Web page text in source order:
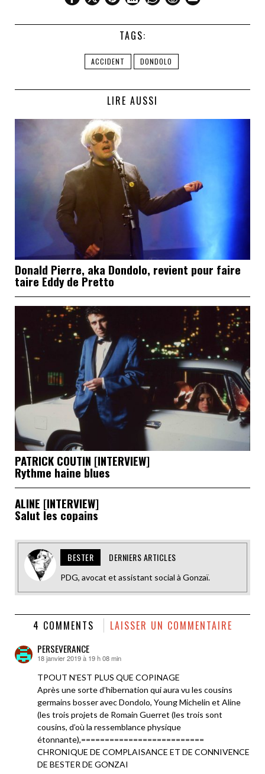
TAGS:
ACCIDENT DONDOLO
LIRE AUSSI
Donald Pierre, aka Dondolo, revient pour faire
taire Eddy de Pretto
PATRICK COUTIN [INTERVIEW]
Rythme haine blues
ALINE [INTERVIEW]
Salut les copains
BESTER DERNIERS ARTICLES
PDG, avocat et assistant social à Gonzaï.
4 COMMENTS LAISSER UN COMMENTAIRE
PERSEVERANCE
dit :
18 janvier 2019 à 19 h 08 min
TPOUT N’EST PLUS QUE COPINAGE
Après une sorte d’hibernation qui aura vu les cousins
germains bosser avec Dondolo, Young Michelin et Aline
(les trois projets de Romain Guerret (les trois sont
cousins, d’où la ressemblance physique
étonnante),==========================
CHRONIQUE DE COMPLAISANCE ET DE CONNIVENCE
DE BESTER DE GONZAI